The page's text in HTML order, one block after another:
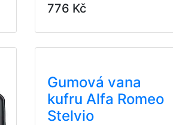
776 Kč
Gumová vana
kufru Alfa Romeo
Stelvio